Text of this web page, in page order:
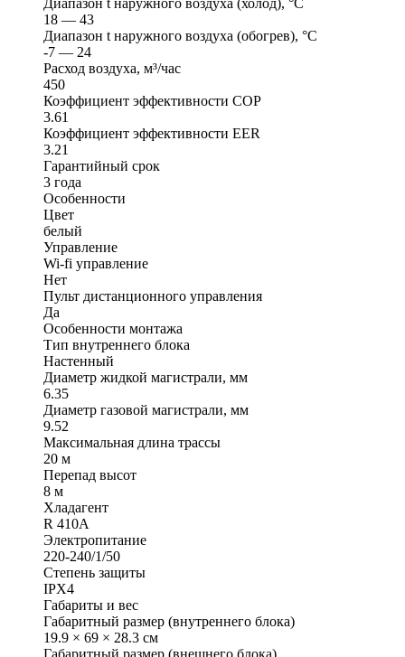
18 — 43
Диапазон t наружного воздуха (обогрев), °C
-7 — 24
Расход воздуха, м³/час
450
Коэффициент эффективности COP
3.61
Коэффициент эффективности EER
3.21
Гарантийный срок
3 года
Особенности
Цвет
белый
Управление
Wi-fi управление
Нет
Пульт дистанционного управления
Да
Особенности монтажа
Тип внутреннего блока
Настенный
Диаметр жидкой магистрали, мм
6.35
Диаметр газовой магистрали, мм
9.52
Максимальная длина трассы
20 м
Перепад высот
8 м
Хладагент
R 410A
Электропитание
220-240/1/50
Степень защиты
IPX4
Габариты и вес
Габаритный размер (внутреннего блока)
19.9 × 69 × 28.3 см
Габаритный размер (внешнего блока)